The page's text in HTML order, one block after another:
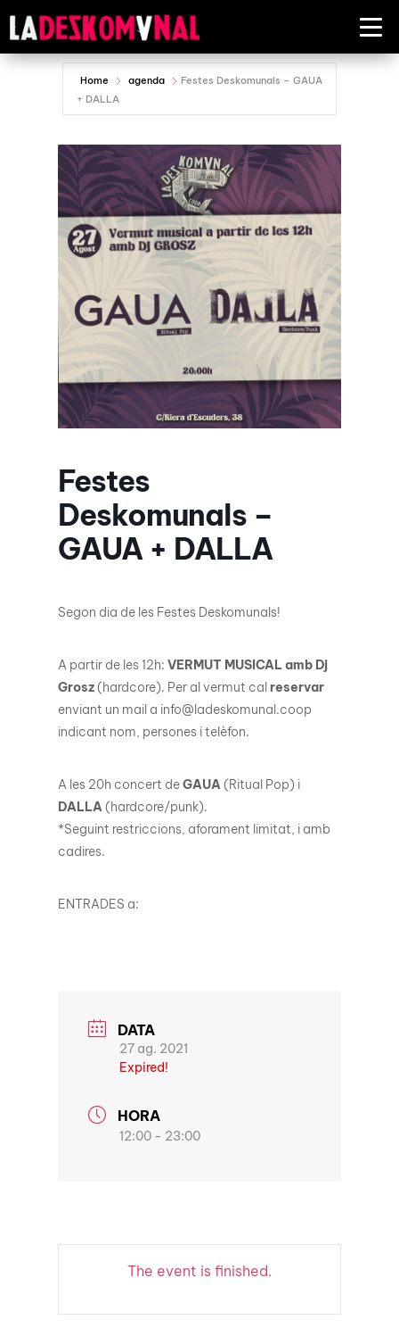
Home agenda
Festes Deskomunals – GAUA
+ DALLA
Festes
Deskomunals –
GAUA + DALLA
Segon dia de les Festes Deskomunals!
A partir de les 12h: VERMUT MUSICAL amb Dj
Grosz(hardcore). Per al vermut cal reservar
enviant un mail a info@ladeskomunal.coop
indicant nom, persones i telèfon.
A les 20h concert deGAUA(Ritual Pop) i
DALLA(hardcore/punk).
*Seguint restriccions, aforament limitat, i amb
cadires.
ENTRADES a:
DATA
27 ag. 2021
Expired!
HORA
12:00 - 23:00
The event is finished.